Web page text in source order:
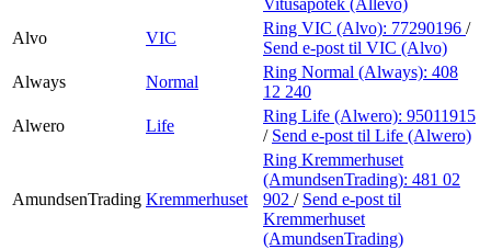
Alvo
VIC
Ring VIC (Alvo): 77290196 /
Send e-post til VIC (Alvo)
Always
Normal
Ring Normal (Always): 408
12 240
Alwero
Life
Ring Life (Alwero): 95011915
/ Send e-post til Life (Alwero)
AmundsenTrading Kremmerhuset
Ring Kremmerhuset
(AmundsenTrading): 481 02
902 / Send e-post til
Kremmerhuset
(AmundsenTrading)